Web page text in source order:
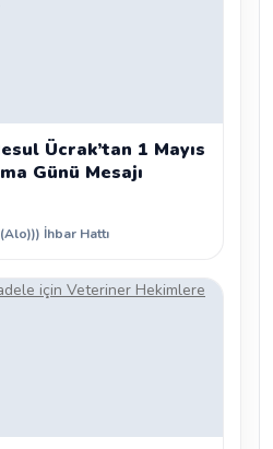
Ücrak’tan 1 Mayıs
Günü Mesajı
İhbar Hattı